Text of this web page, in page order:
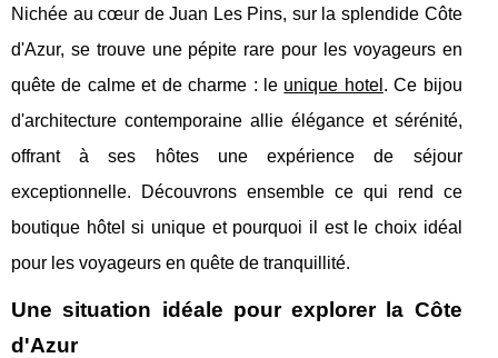
Nichée au cœur de Juan Les Pins, sur la splendide Côte
d'Azur, se trouve une pépite rare pour les voyageurs en
quête de calme et de charme : le unique hotel . Ce bijou
d'architecture contemporaine allie élégance et sérénité,
offrant à ses hôtes une expérience de séjour
exceptionnelle. Découvrons ensemble ce qui rend ce
boutique hôtel si unique et pourquoi il est le choix idéal
pour les voyageurs en quête de tranquillité.
Une situation idéale pour explorer la Côte
d'Azur